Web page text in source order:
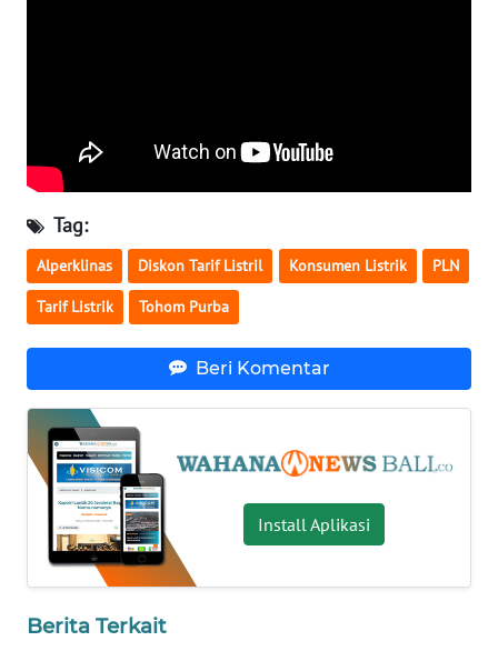
Tag:
Alperklinas Diskon Tarif Listril Konsumen Listrik PLN
Tarif Listrik Tohom Purba
Beri Komentar
Install Aplikasi
Berita Terkait
JATENG
NUSANTARA
WN
JOGJA
JATIM
WN
BALI
WN
KALBAR
WN